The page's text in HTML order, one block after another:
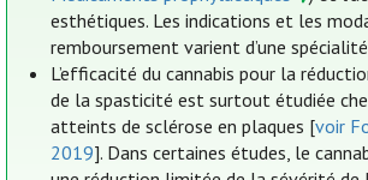
esthétiques. Les indications et les
remboursement varient d’une
L’efficacité du cannabis pour la
de la spasticité est surtout étudiée
atteints de sclérose en plaques [voir
2019]. Dans certaines études, le